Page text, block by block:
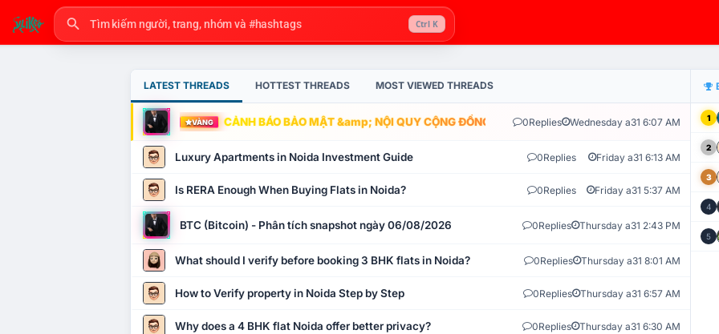
Ctrl K
LATEST THREADS HOTTEST THREADS MOST VIEWED THREADS
VÀNG CẢNH BÁO BẢO MẬT &amp; NỘI QUY CỘNG ĐỒNG VLIKE.VN: HỆ THỐNG GIÁM SÁT TỰ
0Replies Wednesday a31 6:07 AM
Luxury Apartments in Noida Investment Guide 0Replies Friday a31 6:13 AM
Is RERA Enough When Buying Flats in Noida? 0Replies Friday a31 5:37 AM
BTC (Bitcoin) - Phân tích snapshot ngày 06/08/2026 0Replies Thursday a31 2:43 PM
What should I verify before booking 3 BHK flats in Noida? 0Replies Thursday a31 8:01 AM
How to Verify property in Noida Step by Step 0Replies Thursday a31 6:57 AM
Why does a 4 BHK flat Noida offer better privacy? 0Replies Thursday a31 6:30 AM
1
2
3
4
5